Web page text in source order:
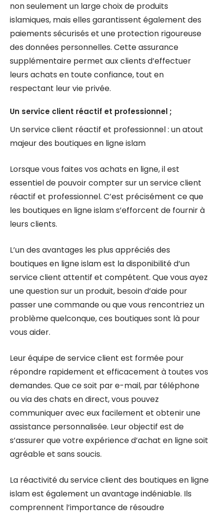
non seulement un large choix de produits
islamiques, mais elles garantissent également des
paiements sécurisés et une protection rigoureuse
des données personnelles. Cette assurance
supplémentaire permet aux clients d’effectuer
leurs achats en toute confiance, tout en
respectant leur vie privée.
Un service client réactif et professionnel ;
Un service client réactif et professionnel : un atout
majeur des boutiques en ligne islam
Lorsque vous faites vos achats en ligne, il est
essentiel de pouvoir compter sur un service client
réactif et professionnel. C’est précisément ce que
les boutiques en ligne islam s’efforcent de fournir à
leurs clients.
L’un des avantages les plus appréciés des
boutiques en ligne islam est la disponibilité d’un
service client attentif et compétent. Que vous ayez
une question sur un produit, besoin d’aide pour
passer une commande ou que vous rencontriez un
problème quelconque, ces boutiques sont là pour
vous aider.
Leur équipe de service client est formée pour
répondre rapidement et efficacement à toutes vos
demandes. Que ce soit par e-mail, par téléphone
ou via des chats en direct, vous pouvez
communiquer avec eux facilement et obtenir une
assistance personnalisée. Leur objectif est de
s’assurer que votre expérience d’achat en ligne soit
agréable et sans soucis.
La réactivité du service client des boutiques en ligne
islam est également un avantage indéniable. Ils
comprennent l’importance de résoudre